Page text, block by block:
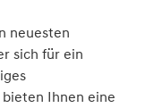
neuesten
sich für ein
Ihnen eine